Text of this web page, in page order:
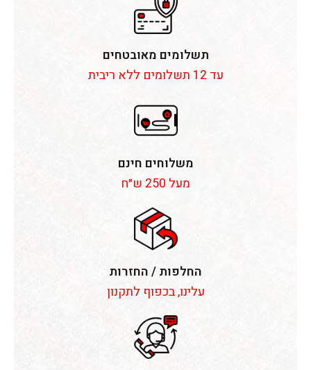
תשלומים מאובטחים
עד 12 תשלומים ללא ריבית
משלוחים חינם
מעל 250 ש״ח
החלפות / החזרות
עלינו, בכפוף לתקנון